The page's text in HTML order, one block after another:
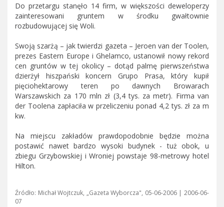
Do przetargu stanęło 14 firm, w większości deweloperzy
zainteresowani gruntem w środku gwałtownie
rozbudowującej się Woli.
Swoją szarżą – jak twierdzi gazeta – Jeroen van der Toolen,
prezes Eastern Europe i Ghelamco, ustanowił nowy rekord
cen gruntów w tej okolicy – dotąd palmę pierwszeństwa
dzierżył hiszpański koncern Grupo Prasa, który kupił
pięciohektarowy teren po dawnych Browarach
Warszawskich za 170 mln zł (3,4 tys. za metr). Firma van
der Toolena zapłaciła w przeliczeniu ponad 4,2 tys. zł za m
kw.
Na miejscu zakładów prawdopodobnie będzie można
postawić nawet bardzo wysoki budynek - tuż obok, u
zbiegu Grzybowskiej i Wroniej powstaje 98-metrowy hotel
Hilton.
Źródło: Michał Wojtczuk, „Gazeta Wyborcza", 05-06-2006 | 2006-06-
07